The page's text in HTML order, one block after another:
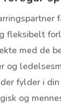
fleksibelt
med de
og
fylder i
og